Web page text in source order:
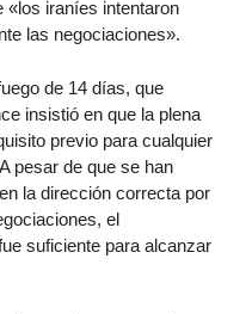
«los iraníes intentaron
las negociaciones».
de 14 días, que
insistió en que la plena
previo para cualquier
pesar de que se han
la dirección correcta por
el
suficiente para alcanzar